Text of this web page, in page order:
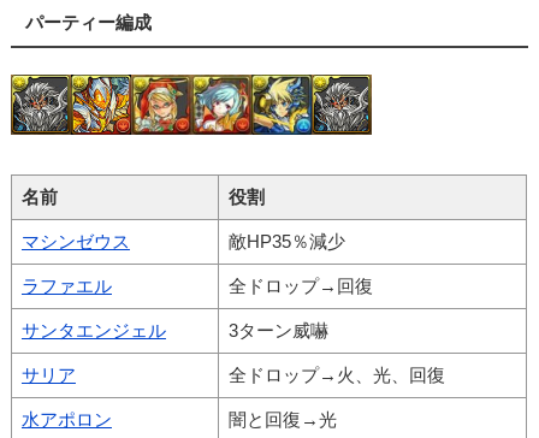
パーティー編成
名前 役割
マシンゼウス 敵HP35％減少
ラファエル 全ドロップ→回復
サンタエンジェル 3ターン威嚇
サリア 全ドロップ→火、光、回復
水アポロン 闇と回復→光